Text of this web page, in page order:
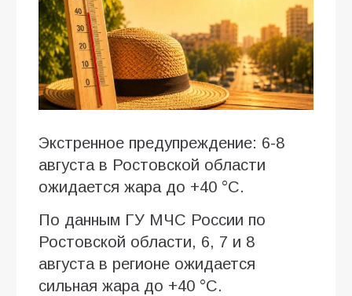
Экстренное предупреждение: 6-8
августа в Ростовской области
ожидается жара до +40 °C.
По данным ГУ МЧС России по
Ростовской области, 6, 7 и 8
августа в регионе ожидается
сильная жара до +40 °C.